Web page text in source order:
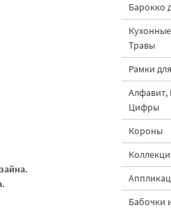
Барокко
Травы
Рамки
Алфавит,
Цифры
Короны
Бабочки